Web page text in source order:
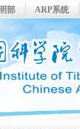
部 ARP系统